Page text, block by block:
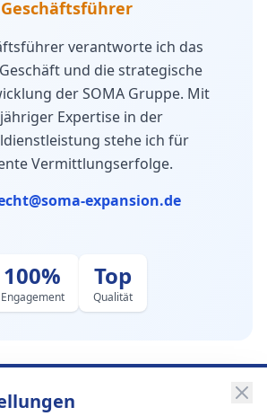
Geschäftsführer
verantworte ich das
und die strategische
der SOMA Gruppe. Mit
Expertise in der
stehe ich für
Vermittlungserfolge.
expansion.de
100%
Engagement
Top
Qualität